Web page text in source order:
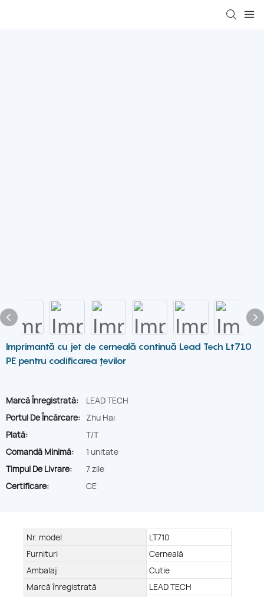
Imprimantă cu jet de cerneală continuă Lead Tech Lt710
PE pentru codificarea țevilor
Marcă Înregistrată:
LEAD TECH
Portul De Încărcare: Zhu Hai
Plată:
T/T
Comandă Minimă:
1 unitate
Timpul De Livrare:
7 zile
Certificare:
CE
Nr. model
LT710
Furnituri
Cerneală
Ambalaj
Cutie
Marcă înregistrată
LEAD TECH